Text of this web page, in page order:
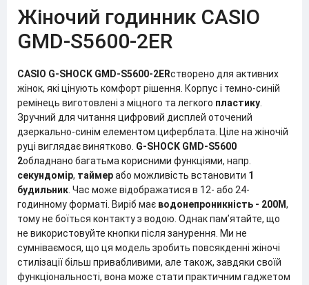
Жіночий годинник CASIO
GMD-S5600-2ER
CASIO G-SHOCK GMD-S5600-2ERстворено для активних
жінок, які цінують комфорт рішення. Корпус і темно-синій
ремінець виготовлені з міцного та легкого пластику
Зручний для читання цифровий дисплей оточений
дзеркально-синім елементом циферблата. Ціле на жіночій
руці виглядає винятково. G-SHOCK GMD-S5600
2обладнано багатьма корисними функціями, напр.
секундомір, таймерабо можливість встановити 1
будильник . Час може відображатися в 12- або 24-
годинному форматі. Виріб має водонепроникність - 200M,
тому не боїться контакту з водою. Однак пам’ятайте, що
не використовуйте кнопки після занурення. Ми не
сумніваємося, що ця модель зробить повсякденні жіночі
стилізації більш привабливими, але також, завдяки своїй
функціональності, вона може стати практичним гаджетом